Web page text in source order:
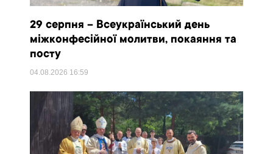
29 серпня – Всеукраїнський день
міжконфесійної молитви, покаяння та
посту
04.08.2026 16:59